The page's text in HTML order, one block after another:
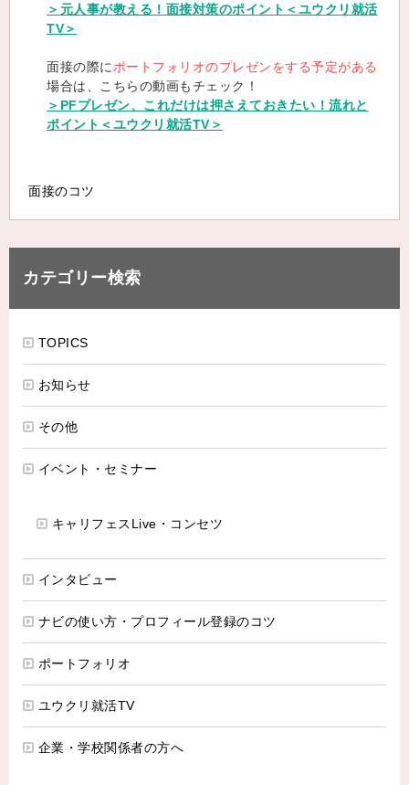
＞元人事が教える！面接対策のポイント＜ユウクリ就活
TV＞
面接の際に ポートフォリオのプレゼンをする予定がある
場合は、こちらの動画もチェック！
＞PFプレゼン、これだけは押さえておきたい！流れと
ポイント＜ユウクリ就活TV＞
面接のコツ
カテゴリー検索
TOPICS
お知らせ
その他
イベント・セミナー
キャリフェスLive・コンセツ
インタビュー
ナビの使い方・プロフィール登録のコツ
ポートフォリオ
ユウクリ就活TV
企業・学校関係者の方へ